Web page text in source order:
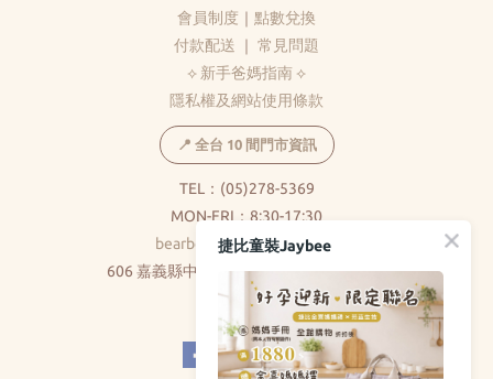
會員制度 ｜ 點數兌換
付款配送 ｜ 常見問題
⟡ 新手爸媽指南 ⟡
隱私權及網站使用條款
📍 全台 10 間門市資訊
TEL：(05)278-5369
MON-FRI：8:30-17:30
bearbear0520@gmail.com
606 嘉義縣中埔鄉和美村大義路326巷5號
( 不對外開放 )
捷比童裝Jaybee